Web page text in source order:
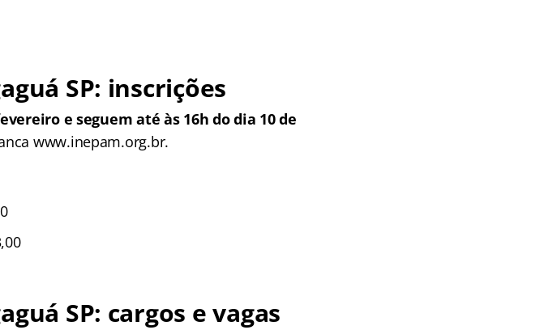
SP: inscrições
e seguem até às 16h do dia 10 de
www.inepam.org.br.
SP: cargos e vagas